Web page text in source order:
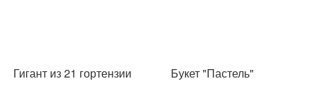
Гигант из 21 гортензии Букет "Пастель"